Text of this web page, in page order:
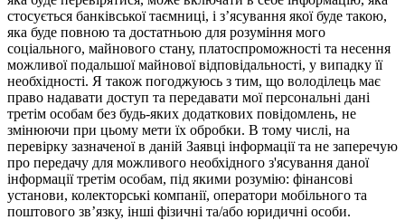
стосується банківської таємниці, і з’ясування якої буде такою,
яка буде повною та достатньою для розуміння мого
соціального, майнового стану, платоспроможності та несення
можливої подальшої майнової відповідальності, у випадку її
необхідності. Я також погоджуюсь з тим, що володілець має
право надавати доступ та передавати мої персональні дані
третім особам без будь-яких додаткових повідомлень, не
змінюючи при цьому мети їх обробки. В тому числі, на
перевірку зазначеної в даній Заявці інформації та не заперечую
про передачу для можливого необхідного з'ясування даної
інформації третім особам, під якими розумію: фінансові
установи, колекторські компанії, оператори мобільного та
поштового зв’язку, інші фізичні та/або юридичні особи.